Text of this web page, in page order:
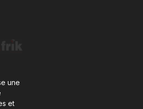
une
et